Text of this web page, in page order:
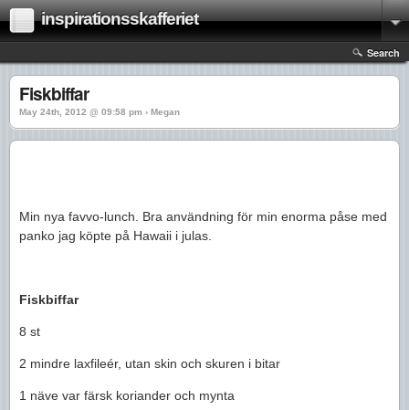
inspirationsskafferiet
Search
Fiskbiffar
May 24th, 2012 @ 09:58 pm › Megan
Min nya favvo-lunch. Bra användning för min enorma påse med
panko jag köpte på Hawaii i julas.
Fiskbiffar
8 st
2 mindre laxfileér, utan skin och skuren i bitar
1 näve var färsk koriander och mynta